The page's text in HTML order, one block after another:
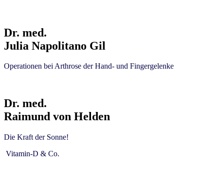
Dr. med.
Julia Napolitano Gil
Operationen bei Arthrose der Hand- und Fingergelenke
Dr. med.
Raimund von Helden
Die Kraft der Sonne!
Vitamin-D & Co.